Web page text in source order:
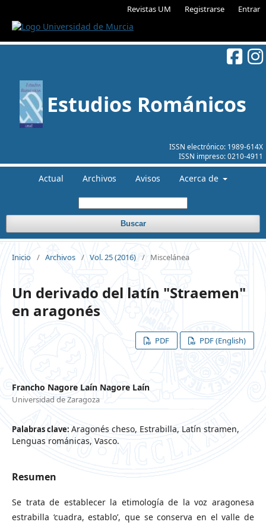
Revistas UM Registrarse Entrar
ISSN electrónico: 1989-614X
ISSN impreso:0210-4911
Estudios Románicos
Actual Archivos Avisos Acerca de
Buscar
Inicio / Archivos / Vol. 25 (2016) / Miscelánea
Un derivado del latín "Straemen"
en aragonés
PDF PDF (English)
Francho Nagore Laín Nagore Laín
Universidad de Zaragoza
Palabras clave: Aragonés cheso, Estrabilla, Latín stramen,
Lenguas románicas, Vasco.
Resumen
Se trata de establecer la etimología de la voz aragonesa
estrabilla ‘cuadra, establo’, que se conserva en el valle de